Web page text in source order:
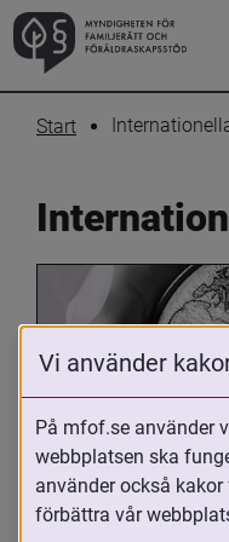
Start
Oavsett om du
adoptivförälder
Vi använder
På mfof.se använder
webbplatsen ska
använder också
förbättra vår